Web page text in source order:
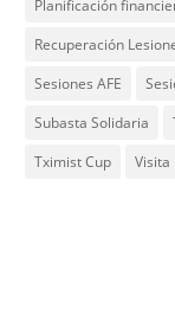
Planificación
Recuperación
Sesiones AFE
Subasta Solidaria
Tximist Cup
Visita